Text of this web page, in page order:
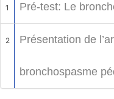
1 Pré-test: Le
2 Présentation de
bronchospasme